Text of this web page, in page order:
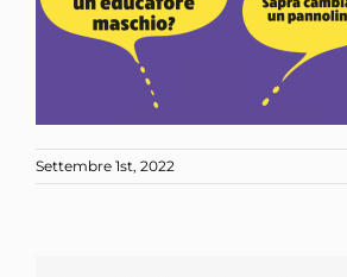
Settembre 1st, 2022